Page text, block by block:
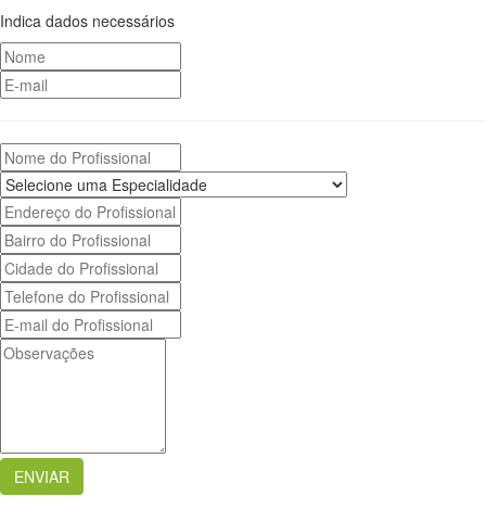
Indica dados necessários